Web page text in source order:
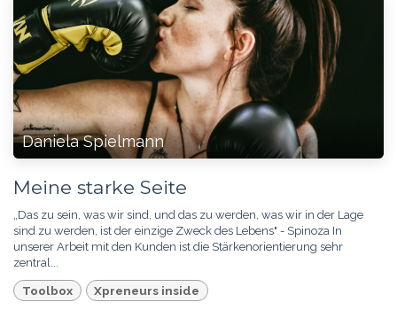
Daniela Spielmann
Meine starke Seite
„Das zu sein, was wir sind, und das zu werden, was wir in der Lage
sind zu werden, ist der einzige Zweck des Lebens" - Spinoza In
unserer Arbeit mit den Kunden ist die Stärkenorientierung sehr
zentral...
Toolbox Xpreneurs inside